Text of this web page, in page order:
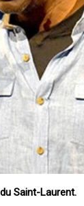
Saint-Laurent.